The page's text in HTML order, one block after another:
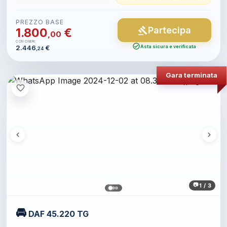
PREZZO BASE
1.800,00 €
CON ONERI:
2.446 ,24 €
gavel Partecipa
check_circleAsta sicura e verificata
1 / 3
Gara terminata
favorite_border
🚘 DAF 45.220 TG